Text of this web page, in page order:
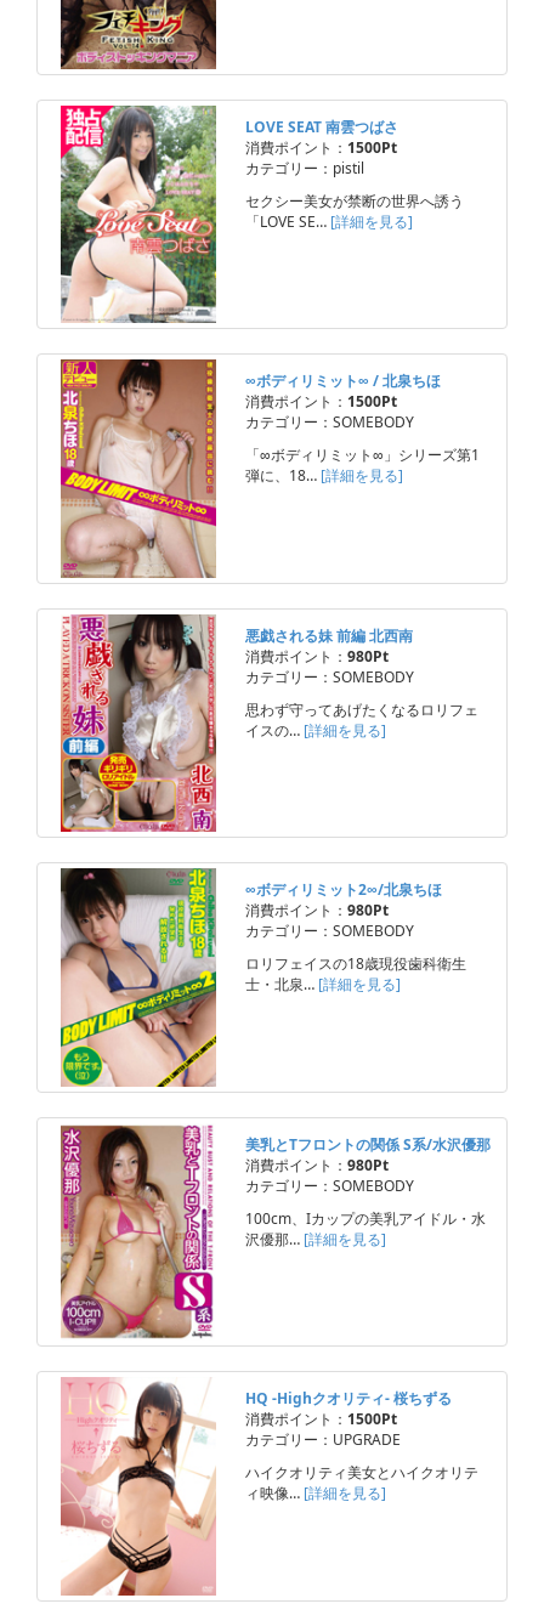
LOVE SEAT 南雲つばさ
消費ポイント： 1500Pt
カテゴリー：pistil
セクシー美女が禁断の世界へ誘う
「LOVE SE… [詳細を見る]
∞ボディリミット∞ / 北泉ちほ
消費ポイント： 1500Pt
カテゴリー：SOMEBODY
「∞ボディリミット∞」シリーズ第1
弾に、18… [詳細を見る]
悪戯される妹 前編 北西南
消費ポイント： 980Pt
カテゴリー：SOMEBODY
思わず守ってあげたくなるロリフェ
イスの… [詳細を見る]
∞ボディリミット2∞/北泉ちほ
消費ポイント： 980Pt
カテゴリー：SOMEBODY
ロリフェイスの18歳現役歯科衛生
士・北泉… [詳細を見る]
美乳とTフロントの関係 S系/水沢優那
消費ポイント： 980Pt
カテゴリー：SOMEBODY
100cm、Iカップの美乳アイドル・水
沢優那… [詳細を見る]
HQ -Highクオリティ- 桜ちずる
消費ポイント： 1500Pt
カテゴリー：UPGRADE
ハイクオリティ美女とハイクオリテ
ィ映像… [詳細を見る]